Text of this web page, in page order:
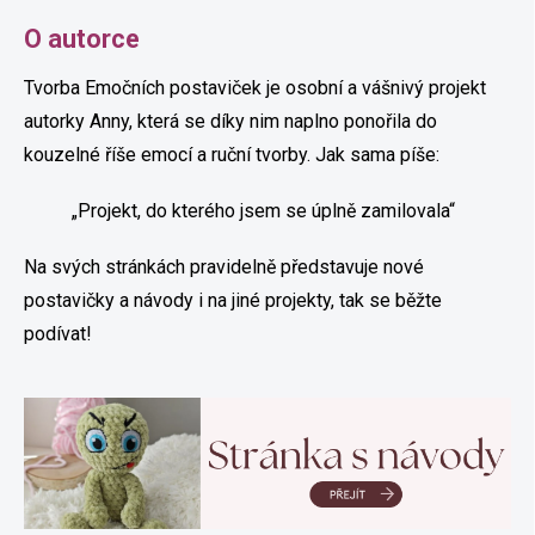
O autorce
Tvorba Emočních postaviček je osobní a vášnivý projekt
autorky Anny, která se díky nim naplno ponořila do
kouzelné říše emocí a ruční tvorby. Jak sama píše:
„Projekt, do kterého jsem se úplně zamilovala“
Na svých stránkách pravidelně představuje nové
postavičky a návody i na jiné projekty, tak se běžte
podívat!